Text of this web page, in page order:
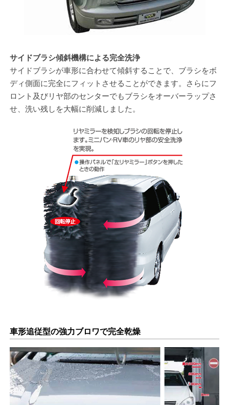
サイドブラシ傾斜機構による完全洗浄
サイドブラシが車形に合わせて傾斜することで、ブラシをボ
ディ側面に完全にフィットさせることができます。さらにフ
ロント及びリヤ部のセンターでもブラシをオーバーラップさ
せ、洗い残しを大幅に削減しました。
車形追従型の強力ブロワで完全乾燥